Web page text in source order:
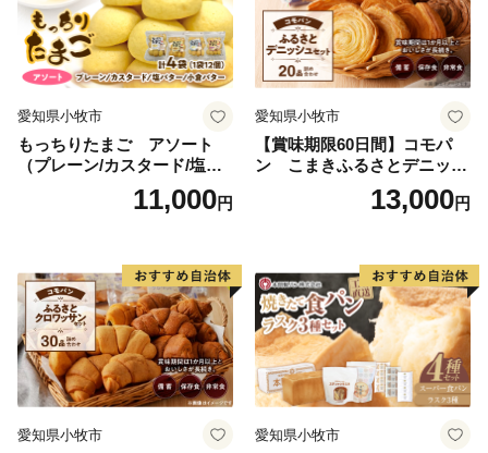
愛知県小牧市
もっちりたまご アソート
（プレーン/カスタード/塩バ
ター/小倉バター）11,000円
愛知県小牧市
【賞味期限60日間】コモパ
ン こまきふるさとデニッシ
ュセット（20個入り）／災害
用備蓄 保存食 非常食 防災グ
13,000円
愛知県小牧市 愛知県小牧市